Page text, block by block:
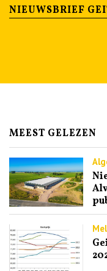
NIEUWSBRIEF
MEEST GELEZEN